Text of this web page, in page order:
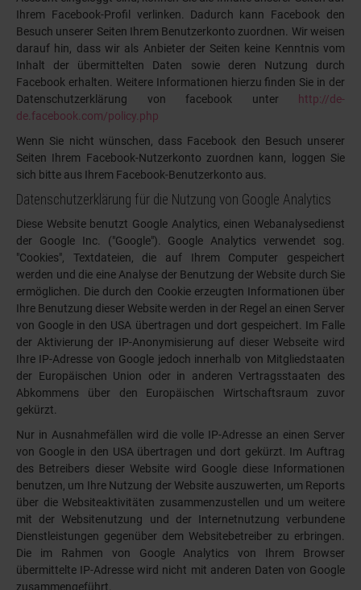
Ihrem Facebook-Profil verlinken. Dadurch kann Facebook den
Besuch unserer Seiten Ihrem Benutzerkonto zuordnen. Wir weisen
darauf hin, dass wir als Anbieter der Seiten keine Kenntnis vom
Inhalt der übermittelten Daten sowie deren Nutzung durch
Facebook erhalten. Weitere Informationen hierzu finden Sie in der
Datenschutzerklärung von facebook unter
http://de-
de.facebook.com/policy.php
Wenn Sie nicht wünschen, dass Facebook den Besuch unserer
Seiten Ihrem Facebook-Nutzerkonto zuordnen kann, loggen Sie
sich bitte aus Ihrem Facebook-Benutzerkonto aus.
Datenschutzerklärung für die Nutzung von Google Analytics
Diese Website benutzt Google Analytics, einen Webanalysedienst
der Google Inc. ("Google"). Google Analytics verwendet sog.
"Cookies", Textdateien, die auf Ihrem Computer gespeichert
werden und die eine Analyse der Benutzung der Website durch Sie
ermöglichen. Die durch den Cookie erzeugten Informationen über
Ihre Benutzung dieser Website werden in der Regel an einen Server
von Google in den USA übertragen und dort gespeichert. Im Falle
der Aktivierung der IP-Anonymisierung auf dieser Webseite wird
Ihre IP-Adresse von Google jedoch innerhalb von Mitgliedstaaten
der Europäischen Union oder in anderen Vertragsstaaten des
Abkommens über den Europäischen Wirtschaftsraum zuvor
gekürzt.
Nur in Ausnahmefällen wird die volle IP-Adresse an einen Server
von Google in den USA übertragen und dort gekürzt. Im Auftrag
des Betreibers dieser Website wird Google diese Informationen
benutzen, um Ihre Nutzung der Website auszuwerten, um Reports
über die Websiteaktivitäten zusammenzustellen und um weitere
mit der Websitenutzung und der Internetnutzung verbundene
Dienstleistungen gegenüber dem Websitebetreiber zu erbringen.
Die im Rahmen von Google Analytics von Ihrem Browser
übermittelte IP-Adresse wird nicht mit anderen Daten von Google
zusammengeführt.